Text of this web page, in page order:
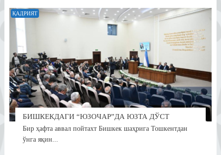
ҚАДРИЯТ
БИШКЕКДАГИ “ЮЗОЧАР”ДА ЮЗТА ДЎСТ
Бир ҳафта аввал пойтахт Бишкек шаҳрига Тошкентдан
ўнга яқин...